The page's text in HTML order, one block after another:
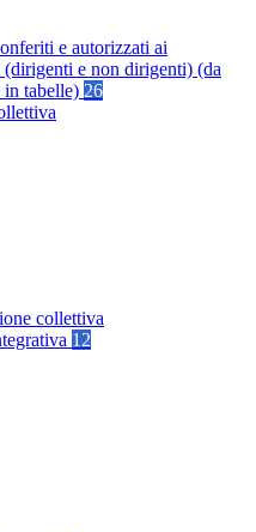
e autorizzati ai
(dirigenti e non dirigenti) (da
in tabelle) 26
collettiva
12